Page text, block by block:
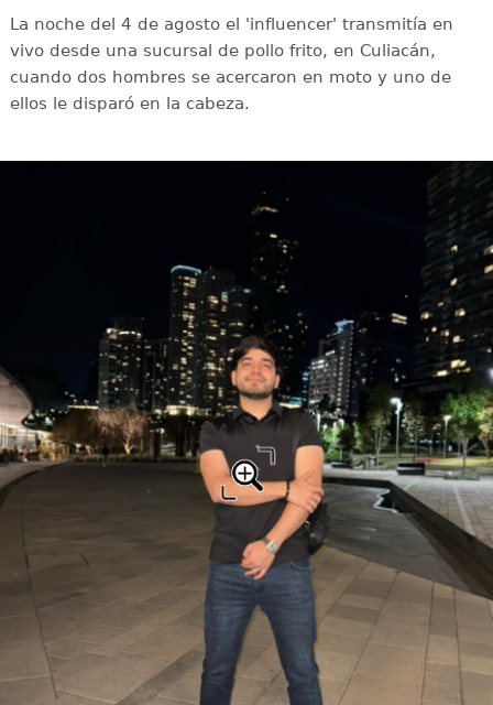
La noche del 4 de agosto el 'influencer' transmitía en
vivo desde una sucursal de pollo frito, en Culiacán,
cuando dos hombres se acercaron en moto y uno de
ellos le disparó en la cabeza.